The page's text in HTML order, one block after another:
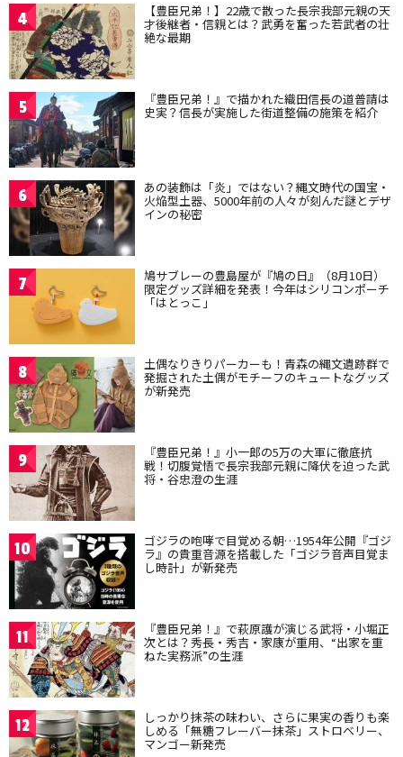
4 【豊臣兄弟！】22歳で散った長宗我部元親の天
才後継者・信親とは？武勇を奮った若武者の壮
絶な最期
5 『豊臣兄弟！』で描かれた織田信長の道普請は
史実？信長が実施した街道整備の施策を紹介
6 あの装飾は「炎」ではない？縄文時代の国宝・
火焔型土器、5000年前の人々が刻んだ謎とデザ
インの秘密
7 鳩サブレーの豊島屋が『鳩の日』（8月10日）
限定グッズ詳細を発表！今年はシリコンポーチ
「はとっこ」
8 土偶なりきりパーカーも！青森の縄文遺跡群で
発掘された土偶がモチーフのキュートなグッズ
が新発売
9 『豊臣兄弟！』小一郎の5万の大軍に徹底抗
戦！切腹覚悟で長宗我部元親に降伏を迫った武
将・谷忠澄の生涯
10 ゴジラの咆哮で目覚める朝…1954年公開『ゴジ
ラ』の貴重音源を搭載した「ゴジラ音声目覚ま
し時計」が新発売
11 『豊臣兄弟！』で萩原護が演じる武将・小堀正
次とは？秀長・秀吉・家康が重用、“出家を重
ねた実務派”の生涯
12 しっかり抹茶の味わい、さらに果実の香りも楽
しめる「無糖フレーバー抹茶」ストロベリー、
マンゴー新発売